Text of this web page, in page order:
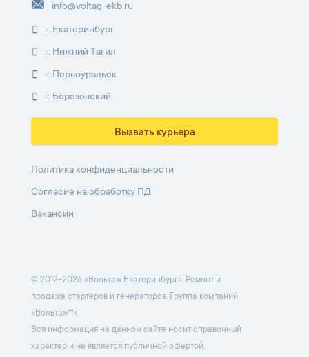
info@voltag-ekb.ru
г. Екатеринбург
г. Нижний Тагил
г. Первоуральск
г. Берёзовский
Вызвать курьера
Политика конфиденциальности
Согласие на обработку ПД
Вакансии
© 2012-2026 «Вольтаж Екатеринбург». Ремонт и
продажа стартеров и генераторов. Группа компаний
«Вольтаж™».
Вся информация на данном сайте носит справочный
характер и не является публичной офертой,